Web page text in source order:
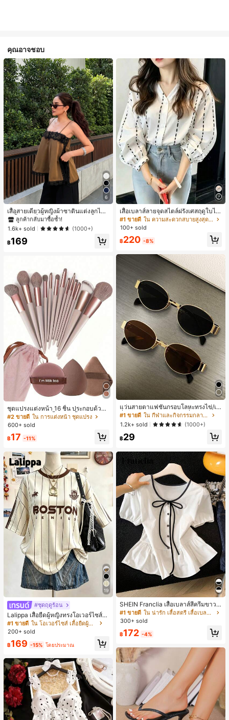
คุณอาจชอบ
6
เสื้อสายเดี่ยวผู้หญิงผ้าซาตินแต่งลูกไม้
- เสื้อสายเดี่ยวฤดูร้อนสีคากีมีรอยผ่าด้า
นข้างที่น่าดึงดูดแบบสบายๆ
#1 ขายดี
ใน สีกากี เสื้อสตรี เสื้อเบลาส์ & Tee
ลูกค้ากลับมาซื้อซ้ำ!
#1 ขายดี
ใน สีกากี เสื้อสตรี เสื้อเบลาส์ & Tee
ลูกค้ากลับมาซื้อซ้ำ!
#1 ขายดี
ใน สีกากี เสื้อสตรี เสื้อเบลาส์ & Tee
ลูกค้ากลับมาซื้อซ้ำ!
#1 ขายดี
ลูกค้ากลับมาซื้อซ้ำ!
1.6k+ sold (1000+)
฿169
ชุดแปรงแต่งหน้า 16 ชิ้น ประกอบด้วยแ
ปรงแต่งหน้า 13 ชิ้น, ฟองน้ำแต่งหน้ารู
ปหยดน้ำ 1 ชิ้น, แปรงแป้งรองพื้นกลม 1
1 ชิ้น - ชุดคลาสสิก ทำจากขนสังเคราะ
หญิงและเด็กผู้หญิง เหมาะสำหรับฤดูใบ
ไม้ร่วงและฤดูหนาว
#2 ขายดี ใน การแต่งหน้า ชุดแปรง
600+ sold
฿17 -11%
19
#ชุดฤดูร้อน
Lalippa เสื้อยืดผู้หญิงทรงโอเวอร์ไซส์ค
วามยาวกลาง คอกลม ไหล่ตก ลายพิมพ์
ตัวอักษรและลายทางแนวตั้ง สไตล์แฟชั่
นมินิมอล ของขวัญให้เพื่อน
#1 ขายดี
ใน โอเวอร์ไซส์ เสื้อยืดผู้หญิง
200+ sold
฿169 -15% โดยประมาณ
เสื้อเบลาส์ลายจุดสไตล์ฝรั่งเศสฤดูใบไม้
ร่วง, ทรงเข้ารูป, แขนยาวคอวี, สไตล์ให
ม่ฤดูใบไม้ผลิ, ป้องกันแสงแดด, ใส่ไป
#1 ขายดี
ใน ความสะดวกสบายสูงสุด เสื้อสตรี เสื้อเบลาส์ & Tee
100+ sold
฿220 -8%
แว่นสายตาแฟชั่นกรอบโลหะทรงไข่/เห
ลี่ยมสำหรับผู้หญิง (กรอบครึ่ง), เหมาะ
สำหรับใส่ในชีวิตประจำวันและกิจกรรม
กลางแจ้ง
#1 ขายดี
ใน กีฬาและกิจกรรมกลางแจ้ง
1.2k+ sold
(1000+)
฿29
SHEIN Franclia เสื้อเบลาส์สีครีมขาวนุ่
มนวล เอวรูด, แต่งขอบตัดกัน + โบว์ผูก,
แขนพอง จับคู่กับกระโปรงชายระบาย,
กวัน
#1 ขายดี
ใน น่ารัก เสื้อสตรี เสื้อเบลาส์ & Tee
300+ sold
฿172 -4%